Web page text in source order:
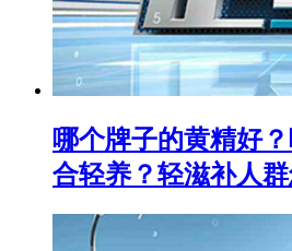
哪个牌子的黄精好
合轻养？轻滋补人